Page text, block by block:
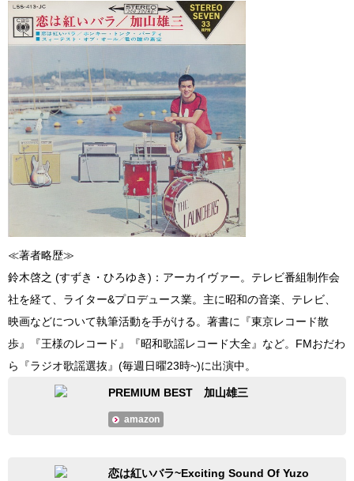
≪著者略歴≫
鈴木啓之 (すずき・ひろゆき)：アーカイヴァー。テレビ番組制作会
社を経て、ライター&プロデュース業。主に昭和の音楽、テレビ、
映画などについて執筆活動を手がける。著書に『東京レコード散
歩』『王様のレコード』『昭和歌謡レコード大全』など。FMおだわ
ら『ラジオ歌謡選抜』(毎週日曜23時~)に出演中。
PREMIUM BEST 加山雄三
amazon
恋は紅いバラ~Exciting Sound Of Yuzo